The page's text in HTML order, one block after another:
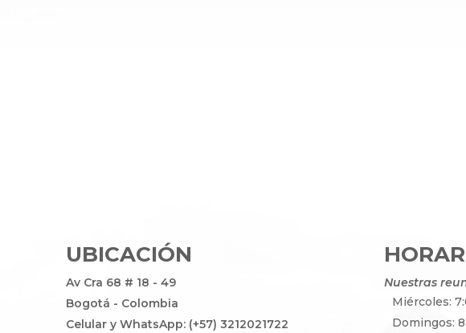
UBICACIÓN
Av Cra 68 # 18 - 49
Bogotá - Colombia
Celular y WhatsApp: (+57) 3212021722
Nuestras
Miércoles:
Domingos: